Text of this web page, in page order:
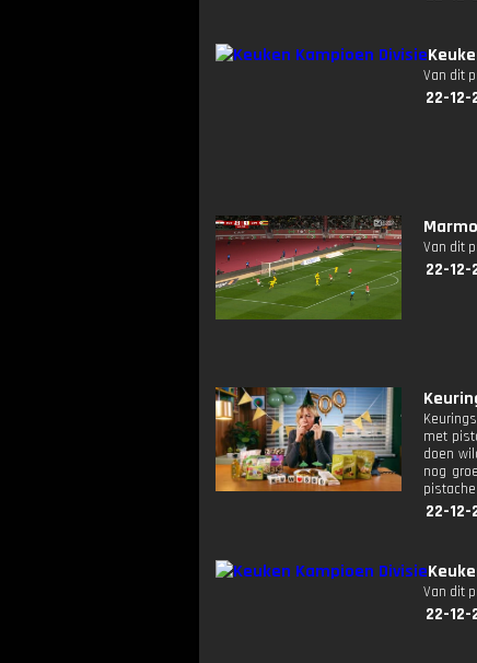
Van dit
22-
Van dit
22-
met
doen
nog
22-
Van dit
22-